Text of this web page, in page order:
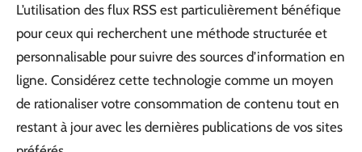
L’utilisation des flux RSS est particulièrement bénéfique
pour ceux qui recherchent une méthode structurée et
personnalisable pour suivre des sources d’information en
ligne. Considérez cette technologie comme un moyen
de rationaliser votre consommation de contenu tout en
restant à jour avec les dernières publications de vos sites